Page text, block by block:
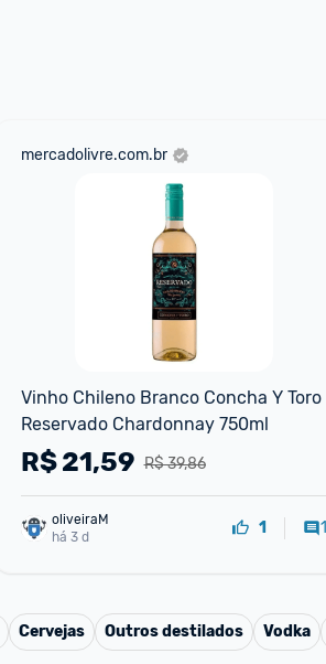
mercadolivre.com.br
Vinho Chileno Branco Concha Y Toro
Reservado Chardonnay 750ml
R$ 39,86
R$21,59
oliveiraM
há 3 d
1 1
Cervejas Outros destilados Vodka